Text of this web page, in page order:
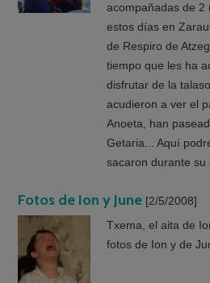
acompañadas de 2
estos días en
de Respiro de
tiempo que les ha
disfrutar de la
acudieron a ver el
Anoeta, han
Getaria... Aquí
sacaron durante su
Fotos de Ion y June [2/5/2008]
Txema, el aita de
fotos de Ion y de